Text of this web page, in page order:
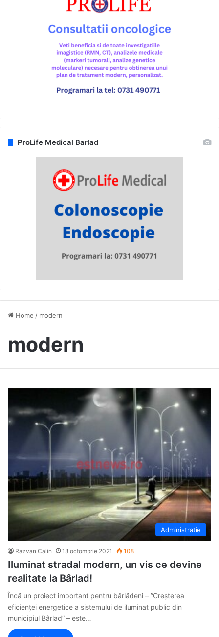
Home / modern
modern
Administratie
Razvan Calin 18 octombrie 2021 108
Iluminat stradal modern, un vis ce devine
realitate la Bârlad!
Încă un proiect important pentru bârlădeni – ”Creșterea
eficienței energetice a sistemului de iluminat public din
municipiul Bârlad” – este…
ProLife Medical Barlad